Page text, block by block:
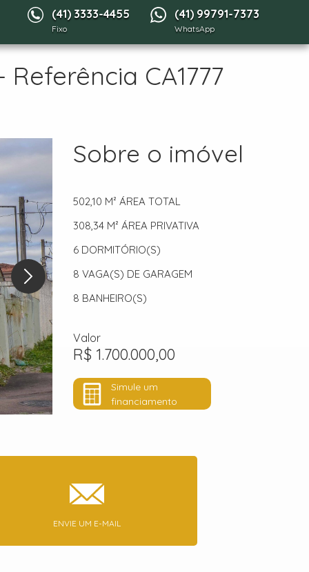
(41) 3333-4455
Fixo
(41) 99791-7373
WhatsApp
CA1777
Sobre o imóvel
502,10 M² ÁREA TOTAL
308,34 M² ÁREA PRIVATIVA
6 DORMITÓRIO(S)
8 VAGA(S) DE GARAGEM
8 BANHEIRO(S)
Valor
R$ 1.700.000,00
Simule um
financiamento
ENVIE UM E-MAIL